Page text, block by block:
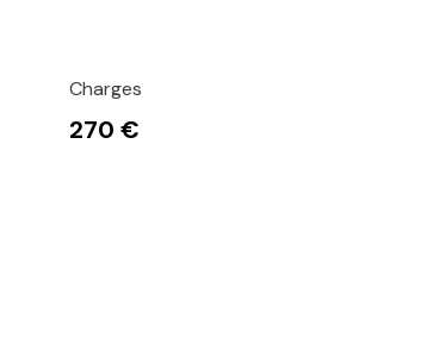
Charges
270 €